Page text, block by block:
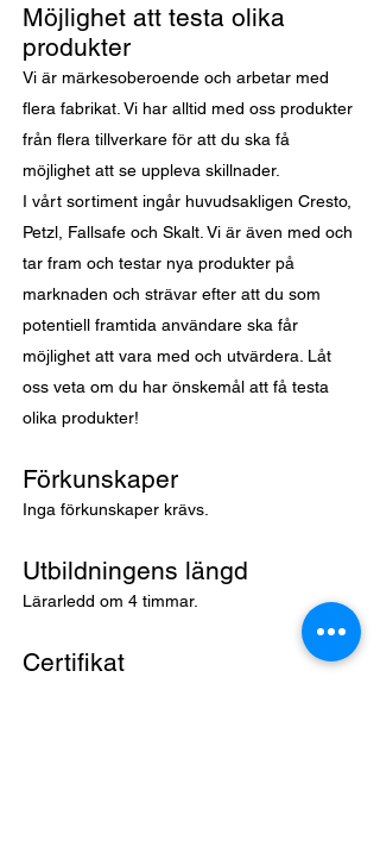
Möjlighet att testa olika
produkter
Vi är märkesoberoende och arbetar med
flera fabrikat. Vi har alltid med oss produkter
från flera tillverkare för att du ska få
möjlighet att se uppleva skillnader.
I vårt sortiment ingår huvudsakligen Cresto,
Petzl, Fallsafe och Skalt . Vi är även med och
tar fram och testar nya produkter på
marknaden och strävar efter att du som
potentiell framtida användare ska får
möjlighet att vara med och utvärdera. Låt
oss veta om du har önskemål att få testa
olika produkter!
Förkunskaper
Inga förkunskaper krävs.
Utbildningens längd
Lärarledd om 4 timmar.
Certifikat